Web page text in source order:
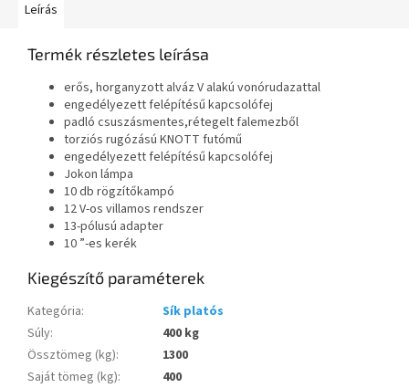
Leírás
Termék részletes leírása
erős, horganyzott alváz V alakú vonórudazattal
engedélyezett felépítésű kapcsolófej
padló csuszásmentes,rétegelt falemezből
torziós rugózású KNOTT futómű
engedélyezett felépítésű kapcsolófej
Jokon lámpa
10 db rögzítőkampó
12 V-os villamos rendszer
13-pólusú adapter
10 ”-es kerék
Kiegészítő paraméterek
Kategória:
Sík platós
Súly:
400 kg
Össztömeg (kg):
1300
Saját tömeg (kg):
400